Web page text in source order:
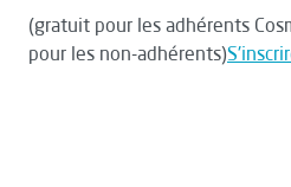
(gratuit pour les adhérents
pour les non-adhérents)